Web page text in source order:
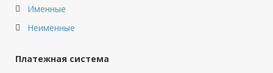
Именные
Неименные
Платежная система